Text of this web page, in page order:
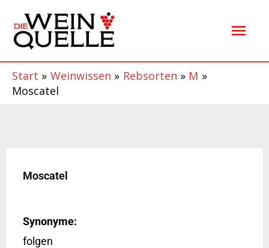
Inhalt
springen
Start Weinwissen Rebsorten
M
Moscatel
Moscatel
Synonyme:
folgen